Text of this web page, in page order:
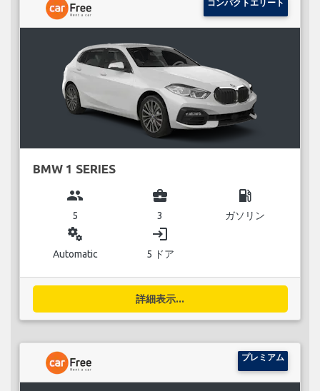
コンパクトエリート
BMW 1 SERIES
group
5
business_center
3
local_gas_station
ガソリン
miscellaneous_services
Automatic
login
5 ドア
詳細表示...
プレミアム